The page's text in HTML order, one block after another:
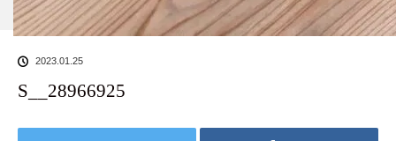
ホーム
ブログ一覧 S__28966925
2023.01.25
S__28966925